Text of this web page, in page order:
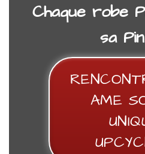
JUPE SALOPETTE PIN
68,00
Chaque robe
sa
AME